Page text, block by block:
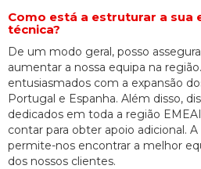
Como está a estruturar a sua
técnica?
De um modo geral, posso
aumentar a nossa equipa na
entusiasmados com a expansão
Portugal e Espanha. Além disso,
dedicados em toda a região
contar para obter apoio adicional.
permite-nos encontrar a melhor
dos nossos clientes.